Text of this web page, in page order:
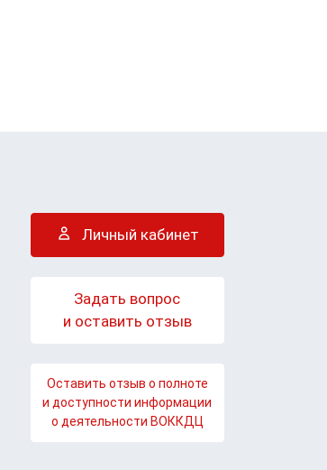
Личный кабинет
Задать вопрос
и оставить отзыв
Оставить отзыв о полноте
и доступности информации
о деятельности ВОККДЦ